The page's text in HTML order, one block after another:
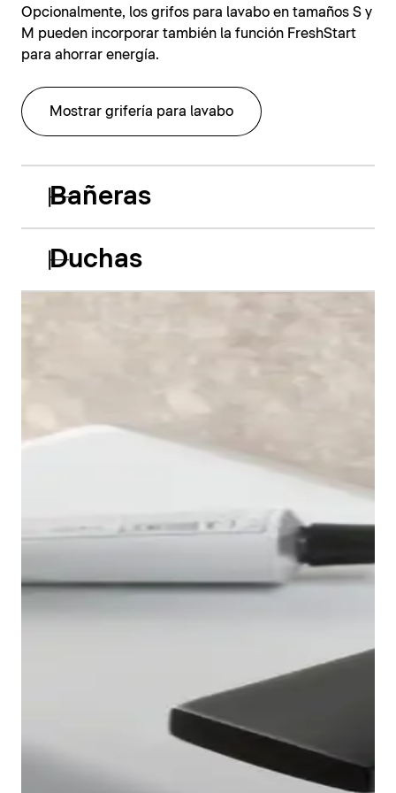
Opcionalmente, los grifos para lavabo en tamaños S y
M pueden incorporar también la función FreshStart
para ahorrar energía.
Mostrar grifería para lavabo
Bañeras
Duchas